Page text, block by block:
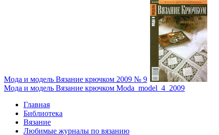
Мода и модель Вязание крючком 2009 № 9
Мода и модель Вязание крючком Moda_model_4_2009
Главная
Библиотека
Вязание
Любимые журналы по вязанию